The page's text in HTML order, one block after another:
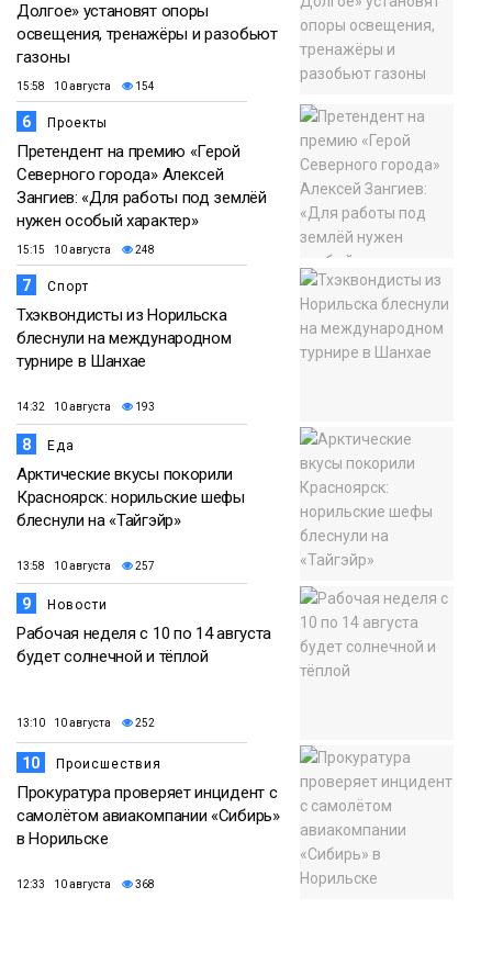
Долгое» установят опоры
освещения, тренажёры и разобьют
газоны
15:58 10 августа 154
6 Проекты
Претендент на премию «Герой
Северного города» Алексей
Зангиев: «Для работы под землёй
нужен особый характер»
15:15 10 августа 248
7 Спорт
Тхэквондисты из Норильска
блеснули на международном
турнире в Шанхае
14:32 10 августа 193
8 Еда
Арктические вкусы покорили
Красноярск: норильские шефы
блеснули на «Тайгэйр»
13:58 10 августа 257
9 Новости
Рабочая неделя с 10 по 14 августа
будет солнечной и тёплой
13:10 10 августа 252
10 Происшествия
Прокуратура проверяет инцидент с
самолётом авиакомпании «Сибирь»
в Норильске
12:33 10 августа 368